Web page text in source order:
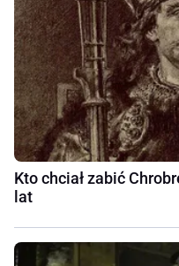
Kto chciał zabić
lat